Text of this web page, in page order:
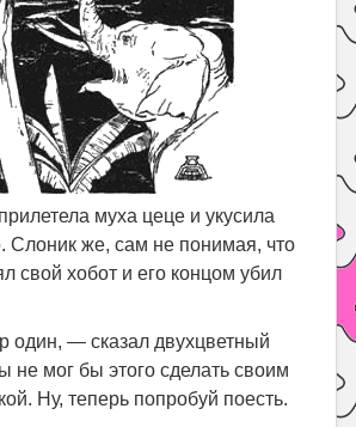
муха цеце и укусила
Слоник же, сам не понимая, что
свой хобот и его концом убил
— сказал двухцветный
не мог бы этого сделать своим
Ну, теперь попробуй поесть.